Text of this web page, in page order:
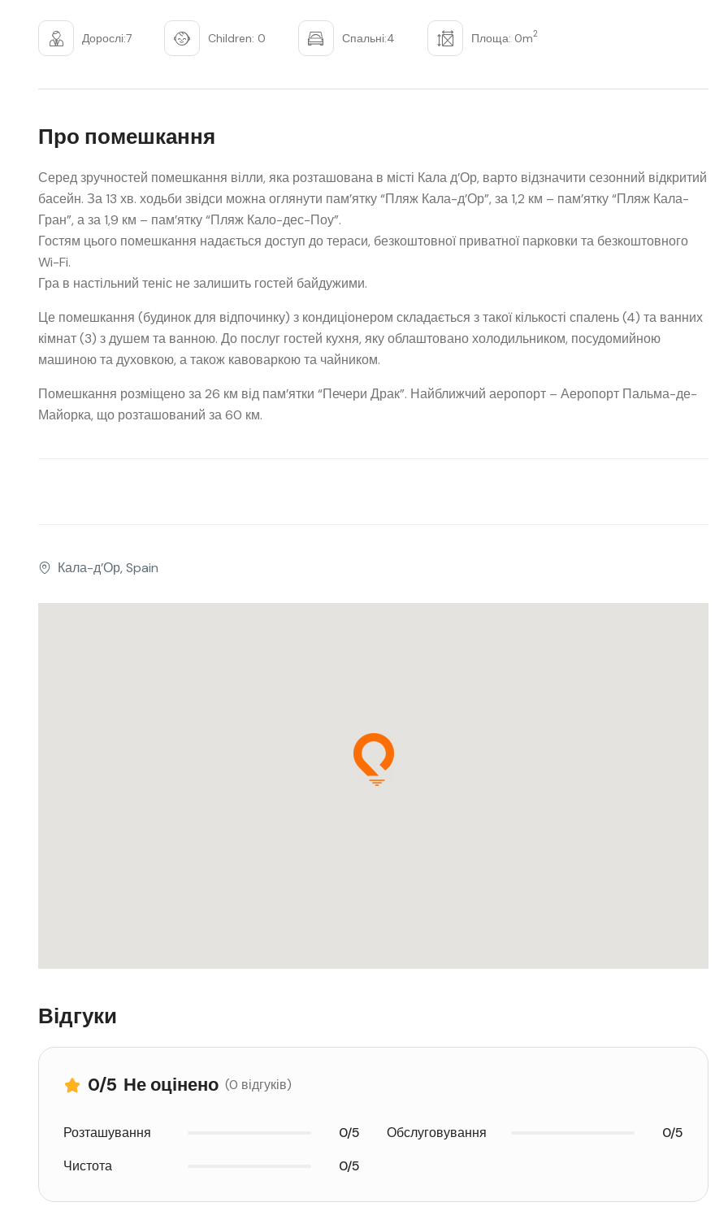
Дорослі:7 Children: 0 Спальні:4 Площа: 0m2
Про помешкання
Серед зручностей помешкання вілли, яка розташована в місті Кала д’Ор, варто відзначити сезонний відкритий
басейн. За 13 хв. ходьби звідси можна оглянути пам’ятку “Пляж Кала-д’Ор”, за 1,2 км – пам’ятку “Пляж Кала-
Гран”, а за 1,9 км – пам’ятку “Пляж Кало-дес-Поу”.
Гостям цього помешкання надається доступ до тераси, безкоштовної приватної парковки та безкоштовного
Wi-Fi.
Гра в настільний теніс не залишить гостей байдужими.
Це помешкання (будинок для відпочинку) з кондиціонером складається з такої кількості спалень (4) та ванних
кімнат (3) з душем та ванною. До послуг гостей кухня, яку облаштовано холодильником, посудомийною
машиною та духовкою, а також кавоваркою та чайником.
Помешкання розміщено за 26 км від пам’ятки “Печери Драк”. Найближчий аеропорт – Аеропорт Пальма-де-
Майорка, що розташований за 60 км.
Кала-д’Ор, Spain
Відгуки
0/5 Не оцінено (0 відгуків)
Розташування 0/5 Обслуговування
0/5
Чистота
0/5